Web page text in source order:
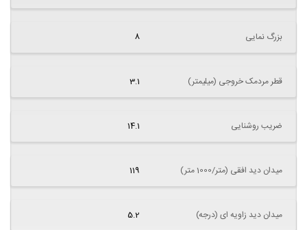
بزرگ نمایی 8
قطر مردمک خروجی (میلیمتر) 3.1
ضریب روشنایی 14.1
میدان دید افقی (متر/1000 متر) 119
میدان دید زاویه ای (درجه) 5.2